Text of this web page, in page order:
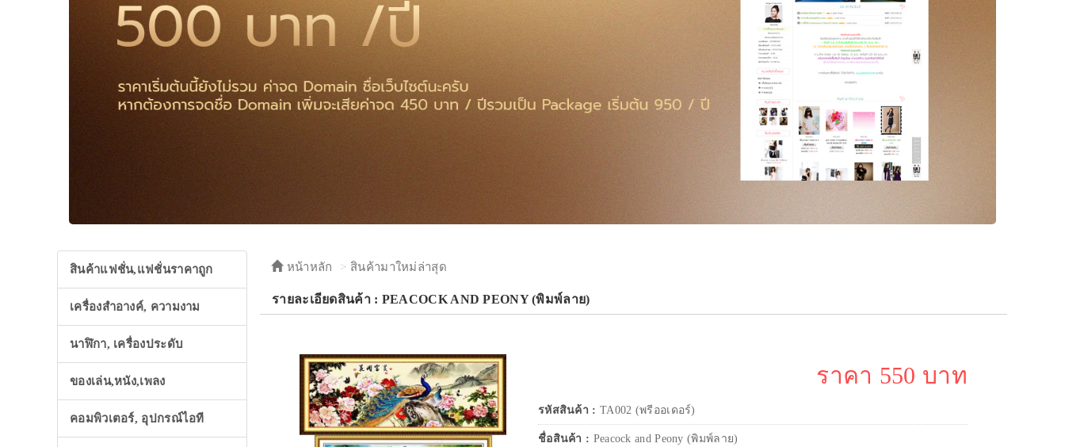
สินค้าแฟชั่น,แฟชั่นราคาถูก
เครื่องสำอางค์, ความงาม
นาฬิกา, เครื่องประดับ
ของเล่น,หนัง,เพลง
คอมพิวเตอร์, อุปกรณ์ไอที
หน้าหลัก สินค้ามาใหม่ล่าสุด
รายละเอียดสินค้า : PEACOCK AND PEONY (พิมพ์ลาย)
ราคา 550 บาท
รหัสสินค้า : TA002 (พรีออเดอร์)
ชื่อสินค้า : Peacock and Peony (พิมพ์ลาย)